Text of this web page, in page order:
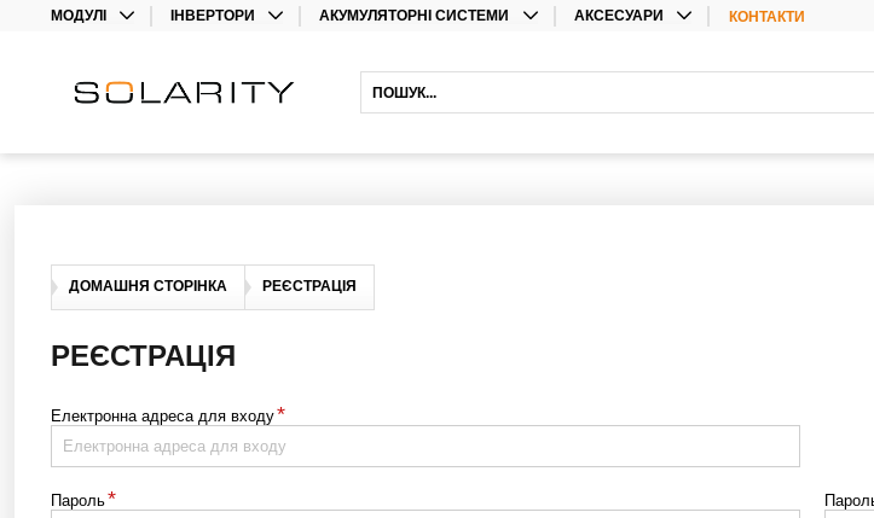
МОДУЛІ
ДВОСТОРОННІ
ІНВЕРТОРИ
ОПТИМІЗАТОРИ
АКУМУЛЯТОРНІ СИСТЕМИ
СВИНЦЕВІ АКУМУЛЯТОРИ
АКСЕСУАРИ
АКУМУЛЯТОРНИХ БАТАРЕЙ
КОНТАКТИ
ДОМАШНЯ СТОРІНКА РЕЄСТРАЦІЯ
РЕЄСТРАЦІЯ
Електронна адреса для входу*
Пароль*